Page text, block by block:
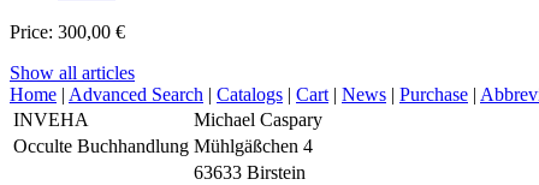
Price: 300,00 €
Show all articles
Home | Advanced Search | Catalogs | Cart | News | Purchase |
INVEHA
Michael Caspary
Occulte Buchhandlung Mühlgäßchen 4
63633 Birstein